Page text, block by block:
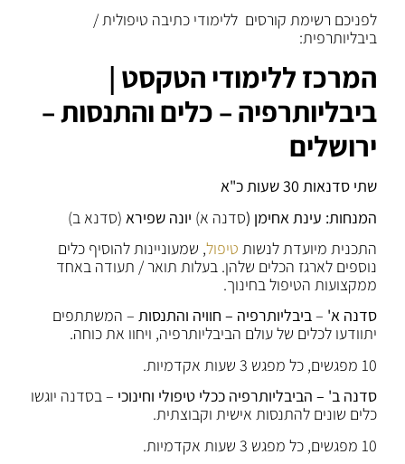
לפניכם רשימת קורסים ללימודי כתיבה טיפולית /
ביבליותרפית:
המרכז ללימודי הטקסט |
ביבליותרפיה – כלים והתנסות –
ירושלים
שתי סדנאות 30 שעות כ"א
המנחות: עינת אחימן (סדנה א) יונה שפירא (סדנא ב)
התכנית מיועדת לנשות טיפול, שמעוניינות להוסיף כלים
נוספים לארגז הכלים שלהן. בעלות תואר / תעודה באחד
ממקצועות הטיפול בחינוך.
סדנה א' –ביבליותרפיה – חוויה והתנסות – המשתתפים
יתוודעו לכלים של עולם הביבליותרפיה, ויחוו את כוחה.
10 מפגשים, כל מפגש 3 שעות אקדמיות.
סדנה ב' – הביבליותרפיה ככלי טיפולי וחינוכי – בסדנה יוגשו
כלים שונים להתנסות אישית וקבוצתית.
10 מפגשים, כל מפגש 3 שעות אקדמיות.